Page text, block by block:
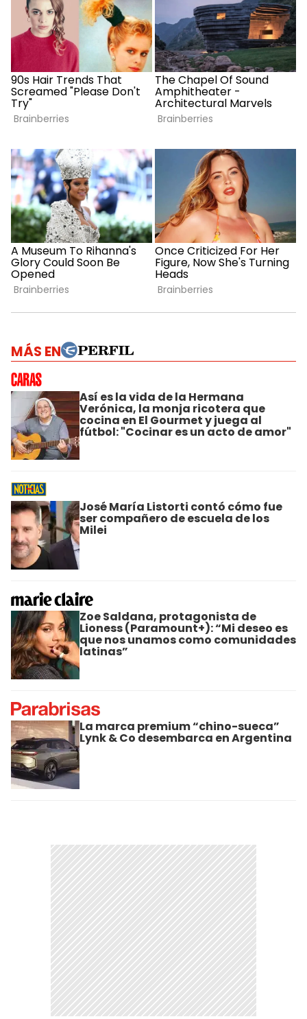
MÁS EN
Así es la vida de la Hermana
Verónica, la monja ricotera que
cocina en El Gourmet y juega al
fútbol: "Cocinar es un acto de amor"
José María Listorti contó cómo fue
ser compañero de escuela de los
Milei
Zoe Saldana, protagonista de
Lioness (Paramount+): “Mi deseo es
que nos unamos como comunidades
latinas”
La marca premium “chino-sueca”
Lynk & Co desembarca en Argentina